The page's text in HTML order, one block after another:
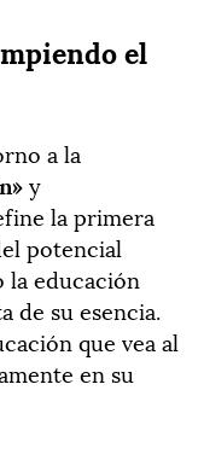
el
a la
y
la primera
potencial
la educación
de su esencia.
que vea al
en su